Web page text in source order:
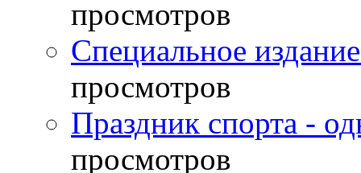
просмотров
Специальное
просмотров
Праздник спорта -
просмотров